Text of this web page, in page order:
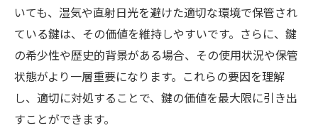
いても、湿気や直射日光を避けた適切な環境で保管され
ている鍵は、その価値を維持しやすいです。さらに、鍵
の希少性や歴史的背景がある場合、その使用状況や保管
状態がより一層重要になります。これらの要因を理解
し、適切に対処することで、鍵の価値を最大限に引き出
すことができます。